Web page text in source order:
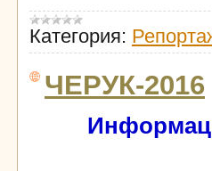
Категория:
ЧЕРУК-2016